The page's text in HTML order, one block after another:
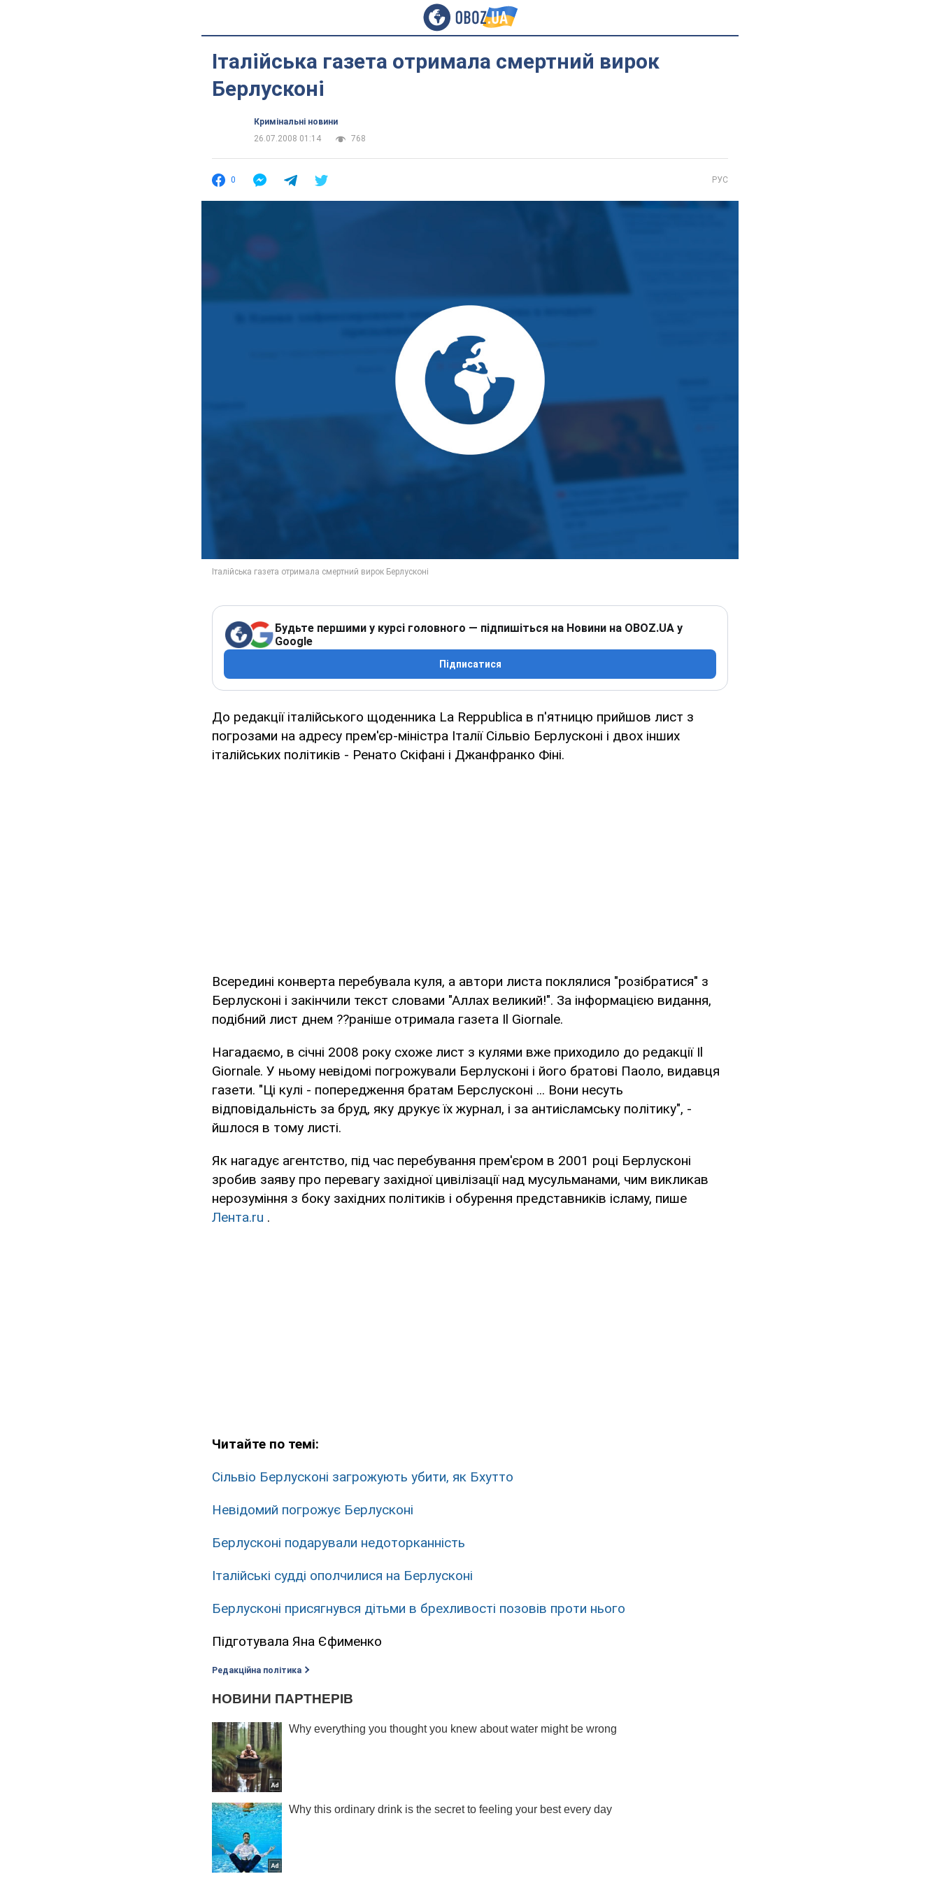
Італійська газета отримала смертний вирок
Берлусконі
Кримінальні новини
26.07.2008 01:14
768
0 РУС
Будьте першими у курсі головного — підпишіться на Новини на OBOZ.UA у
Google
Підписатися
До редакції італійського щоденника La Reppublica в п'ятницю прийшов лист з
погрозами на адресу прем'єр-міністра Італії Сільвіо Берлусконі і двох інших
італійських політиків - Ренато Скіфані і Джанфранко Фіні.
Всередині конверта перебувала куля, а автори листа поклялися "розібратися" з
Берлусконі і закінчили текст словами "Аллах великий!". За інформацією видання,
подібний лист днем ??раніше отримала газета Il Giornale.
Нагадаємо, в січні 2008 року схоже лист з кулями вже приходило до редакції Il
Giornale. У ньому невідомі погрожували Берлусконі і його братові Паоло, видавця
газети. "Ці кулі - попередження братам Берслусконі ... Вони несуть
відповідальність за бруд, яку друкує їх журнал, і за антиісламську політику", -
йшлося в тому листі.
Як нагадує агентство, під час перебування прем'єром в 2001 році Берлусконі
зробив заяву про перевагу західної цивілізації над мусульманами, чим викликав
нерозуміння з боку західних політиків і обурення представників ісламу, пише
Лента.ru .
Читайте по темі:
Сільвіо Берлусконі загрожують убити, як Бхутто
Невідомий погрожує Берлусконі
Берлусконі подарували недоторканність
Італійські судді ополчилися на Берлусконі
Берлусконі присягнувся дітьми в брехливості позовів проти нього
Підготувала Яна Єфименко
Редакційна політика